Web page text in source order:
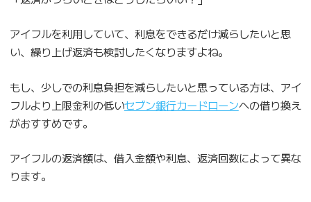
アイフルを利用していて、利息をできるだけ減らしたいと思
い、繰り上げ返済も検討したくなりますよね。
もし、少しでの利息負担を減らしたいと思っている方は、アイ
フルより上限金利の低いセブン銀行カードローンへの借り換え
がおすすめです。
アイフルの返済額は、借入金額や利息、返済回数によって異な
ります。